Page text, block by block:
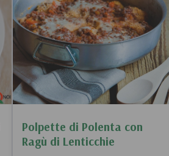
Polpette di Polenta con
Ragù di Lenticchie